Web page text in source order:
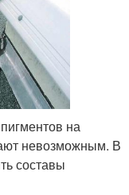
на
невозможным. В
составы